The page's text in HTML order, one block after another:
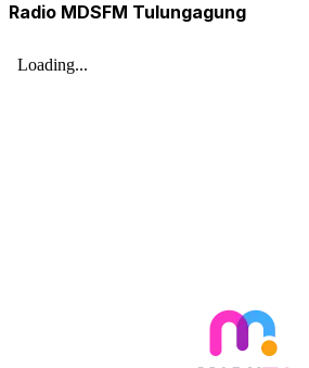
Radio MDSFM Tulungagung